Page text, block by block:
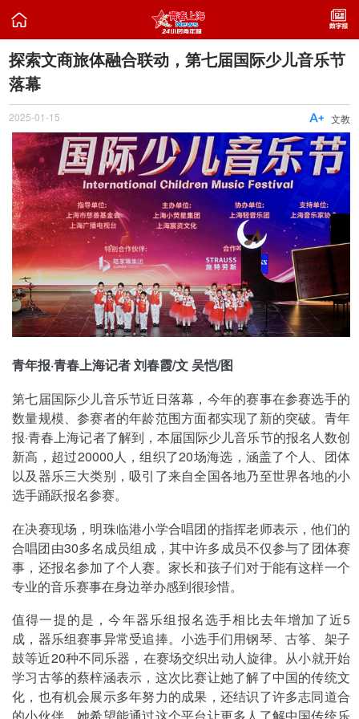

探索文商旅体融合联动，第七届国际少儿音乐节
落幕
2025-01-15 文教

青年报·青春上海记者 刘春霞/文 吴恺/图
第七届国际少儿音乐节近日落幕，今年的赛事在参赛选手的
数量规模、参赛者的年龄范围方面都实现了新的突破。青年
报·青春上海记者了解到，本届国际少儿音乐节的报名人数创
新高，超过20000人，组织了20场海选，涵盖了个人、团体
以及器乐三大类别，吸引了来自全国各地乃至世界各地的小
选手踊跃报名参赛。
在决赛现场，明珠临港小学合唱团的指挥老师表示，他们的
合唱团由30多名成员组成，其中许多成员不仅参与了团体赛
事，还报名参加了个人赛。家长和孩子们对于能有这样一个
专业的音乐赛事在身边举办感到很珍惜。
值得一提的是，今年器乐组报名选手相比去年增加了近5
成，器乐组赛事异常受追捧。小选手们用钢琴、古筝、架子
鼓等近20种不同乐器，在赛场交织出动人旋律。从小就开始
学习古筝的蔡梓涵表示，这次比赛让她了解了中国的传统文
化，也有机会展示多年努力的成果，还结识了许多志同道合